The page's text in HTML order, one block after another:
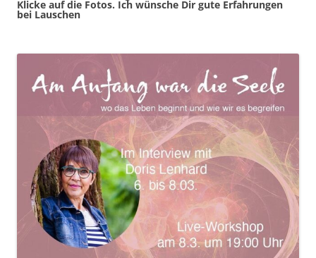
Klicke auf die Fotos. Ich wünsche Dir gute Erfahrungen
bei Lauschen